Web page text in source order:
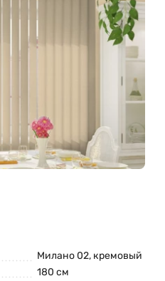
Милано 02, кремовый
180 см